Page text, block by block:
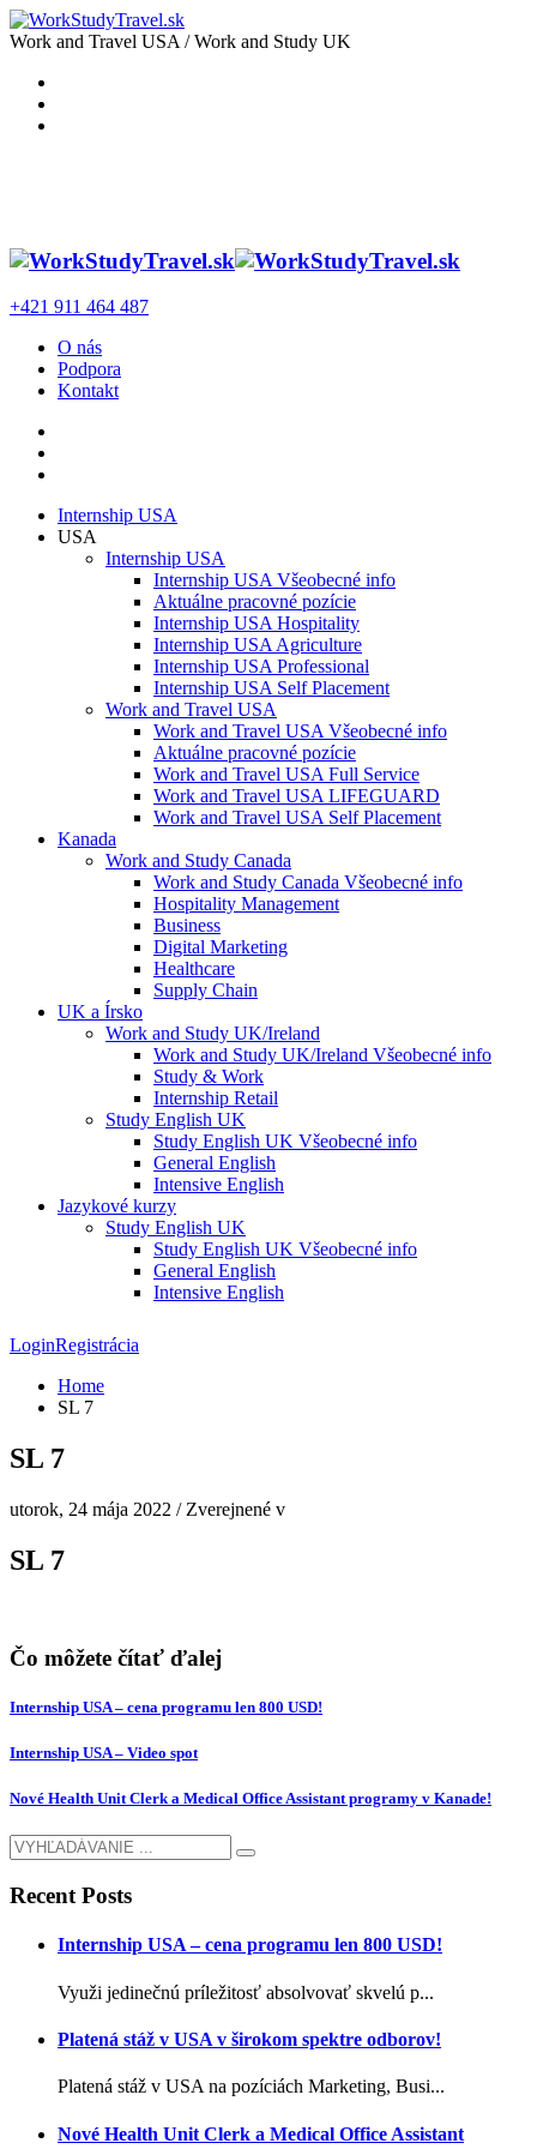
Work and Travel USA / Work and Study UK
+421 911 464 487
O nás
Podpora
Kontakt
Internship USA
USA
Internship USA
Internship USA Všeobecné info
Aktuálne pracovné pozície
Internship USA Hospitality
Internship USA Agriculture
Internship USA Professional
Internship USA Self Placement
Work and Travel USA
Work and Travel USA Všeobecné info
Aktuálne pracovné pozície
Work and Travel USA Full Service
Work and Travel USA LIFEGUARD
Work and Travel USA Self Placement
Kanada
Work and Study Canada
Work and Study Canada Všeobecné info
Hospitality Management
Business
Digital Marketing
Healthcare
Supply Chain
UK a Írsko
Work and Study UK/Ireland
Work and Study UK/Ireland Všeobecné info
Study & Work
Internship Retail
Study English UK
Study English UK Všeobecné info
General English
Intensive English
Jazykové kurzy
Study English UK
Study English UK Všeobecné info
General English
Intensive English
LoginRegistrácia
Home
SL 7
SL 7
utorok, 24 mája 2022 / Zverejnené v
SL 7
Čo môžete čítať ďalej
Internship USA – cena programu len 800 USD!
Internship USA – Video spot
Nové Health Unit Clerk a Medical Office Assistant programy v Kanade!
Recent Posts
Internship USA – cena programu len 800 USD!
Využi jedinečnú príležitosť absolvovať skvelú p...
Platená stáž v USA v širokom spektre odborov!
Platená stáž v USA na pozíciách Marketing, Busi...
Nové Health Unit Clerk a Medical Office Assistant